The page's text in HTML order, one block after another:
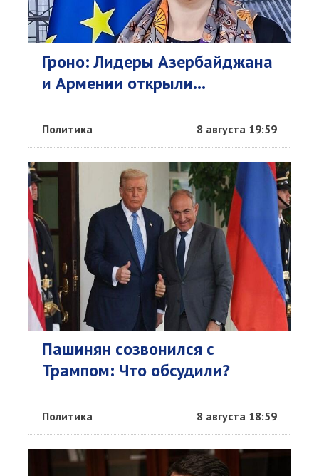
Гроно: Лидеры Азербайджана
и Армении открыли...
Политика 8 августа 19:59
Пашинян созвонился с
Трампом: Что обсудили?
Политика 8 августа 18:59